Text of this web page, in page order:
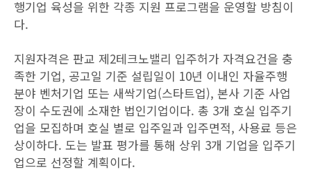
행기업 육성을 위한 각종 지원 프로그램을 운영할 방침이
다.
지원자격은 판교 제2테크노밸리 입주허가 자격요건을 충
족한 기업, 공고일 기준 설립일이 10년 이내인 자율주행
분야 벤처기업 또는 새싹기업(스타트업), 본사 기준 사업
장이 수도권에 소재한 법인기업이다. 총 3개 호실 입주기
업을 모집하며 호실 별로 입주일과 입주면적, 사용료 등은
상이하다. 도는 발표 평가를 통해 상위 3개 기업을 입주기
업으로 선정할 계획이다.